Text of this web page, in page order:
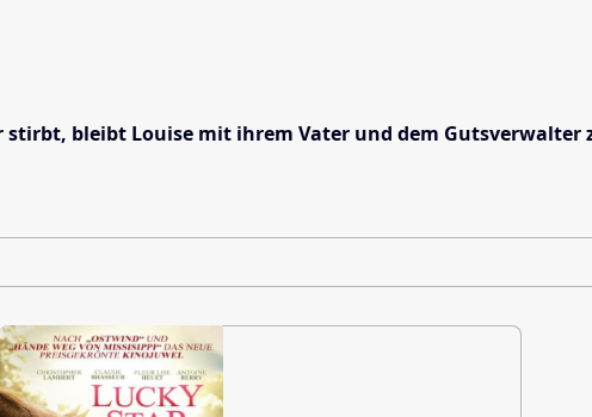
bleibt Louise mit ihrem Vater und dem